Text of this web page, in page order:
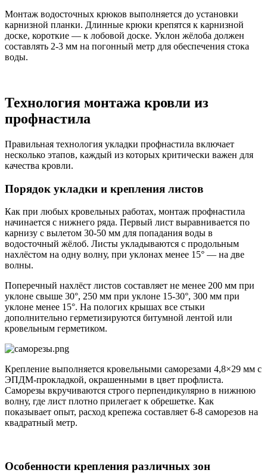
Монтаж водосточных крюков выполняется до установки
карнизной планки. Длинные крюки крепятся к карнизной
доске, короткие — к лобовой доске. Уклон жёлоба должен
составлять 2-3 мм на погонный метр для обеспечения стока
воды.
Технология монтажа кровли из
профнастила
Правильная технология укладки профнастила включает
несколько этапов, каждый из которых критически важен для
качества кровли.
Порядок укладки и крепления листов
Как при любых кровельных работах, монтаж профнастила
начинается с нижнего ряда. Первый лист выравнивается по
карнизу с вылетом 30-50 мм для попадания воды в
водосточный жёлоб. Листы укладываются с продольным
нахлёстом на одну волну, при уклонах менее 15° — на две
волны.
Поперечный нахлёст листов составляет не менее 200 мм при
уклоне свыше 30°, 250 мм при уклоне 15-30°, 300 мм при
уклоне менее 15°. На пологих крышах все стыки
дополнительно герметизируются битумной лентой или
кровельным герметиком.
Крепление выполняется кровельными саморезами 4,8×29 мм с
ЭПДМ-прокладкой, окрашенными в цвет профлиста.
Саморезы вкручиваются строго перпендикулярно в нижнюю
волну, где лист плотно прилегает к обрешетке. Как
показывает опыт, расход крепежа составляет 6-8 саморезов на
квадратный метр.
Особенности крепления различных зон